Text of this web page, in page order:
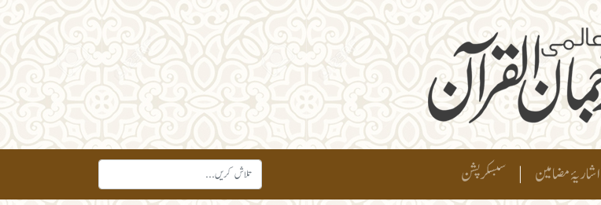
اشاریۂ مضامین | سبسکرپشن